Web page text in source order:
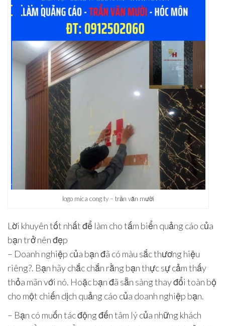
logo mica cong ty – trần văn mười
Lời khuyên tốt nhất để làm cho tấm biển quảng cáo của
bạn trở nên đẹp
– Doanh nghiệp của bạn đã có màu sắc thương hiệu
riêng?. Bạn hãy chắc chắn rằng bạn thực sự cảm thấy
thỏa mãn với nó. Hoặc bạn đã sẵn sàng thay đổi toàn bộ
cho một chiến dịch quảng cáo của doanh nghiệp bạn.
– Bạn có muốn tác động đến tâm lý của những khách